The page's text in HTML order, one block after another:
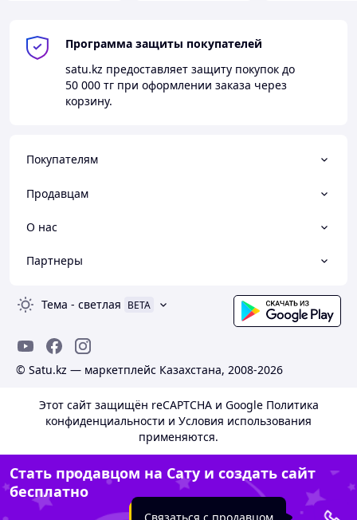
Программа защиты покупателей
satu.kz предоставляет защиту покупок до
50 000 тг при оформлении заказа через
корзину.
Покупателям
Продавцам
О нас
Партнеры
Тема - светлая BETA
© Satu.kz — маркетплейс Казахстана, 2008-2026
Этот сайт защищён reCAPTCHA и Google Политика
конфиденциальности и Условия использования
применяются.
Стать продавцом на Сату и создать сайт
бесплатно
Создать сайт